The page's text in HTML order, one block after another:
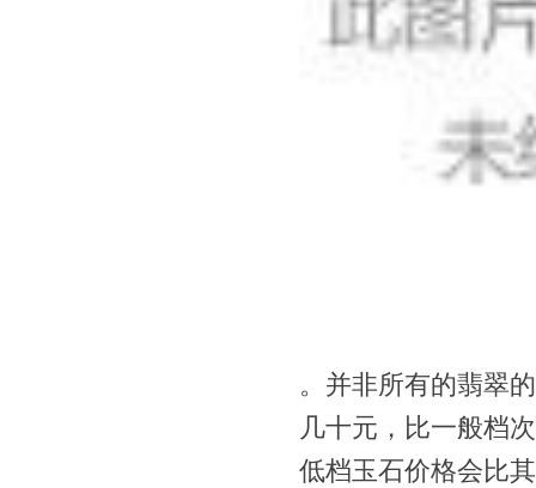
。并非所有的翡翠
几十元，比一般档
低档玉石价格会比